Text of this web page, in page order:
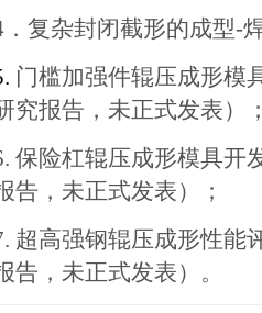
．复杂封闭截形的成型-
门槛加强件辊压成形模
究报告，未正式发表）
保险杠辊压成形模具开
告，未正式发表）；
超高强钢辊压成形性能
告，未正式发表）。